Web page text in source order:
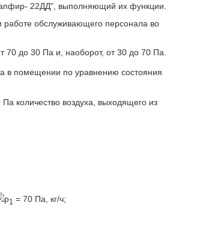
22ДД", выполняющий их функции.
работе обслуживающего персонала во
до 30 Па и, наоборот, от 30 до 70 Па.
в помещении по уравнению состояния
количество воздуха, выходящего из
p1
= 70 Па, кг/ч;